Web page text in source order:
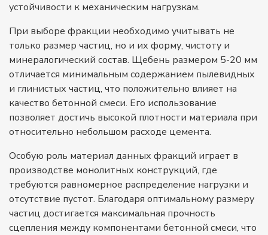
устойчивости к механическим нагрузкам.
При выборе фракции необходимо учитывать не
только размер частиц, но и их форму, чистоту и
минералогический состав. Щебень размером 5-20 мм
отличается минимальным содержанием пылевидных
и глинистых частиц, что положительно влияет на
качество бетонной смеси. Его использование
позволяет достичь высокой плотности материала при
относительно небольшом расходе цемента.
Особую роль материал данных фракций играет в
производстве монолитных конструкций, где
требуются равномерное распределение нагрузки и
отсутствие пустот. Благодаря оптимальному размеру
частиц достигается максимальная прочность
сцепления между компонентами бетонной смеси, что